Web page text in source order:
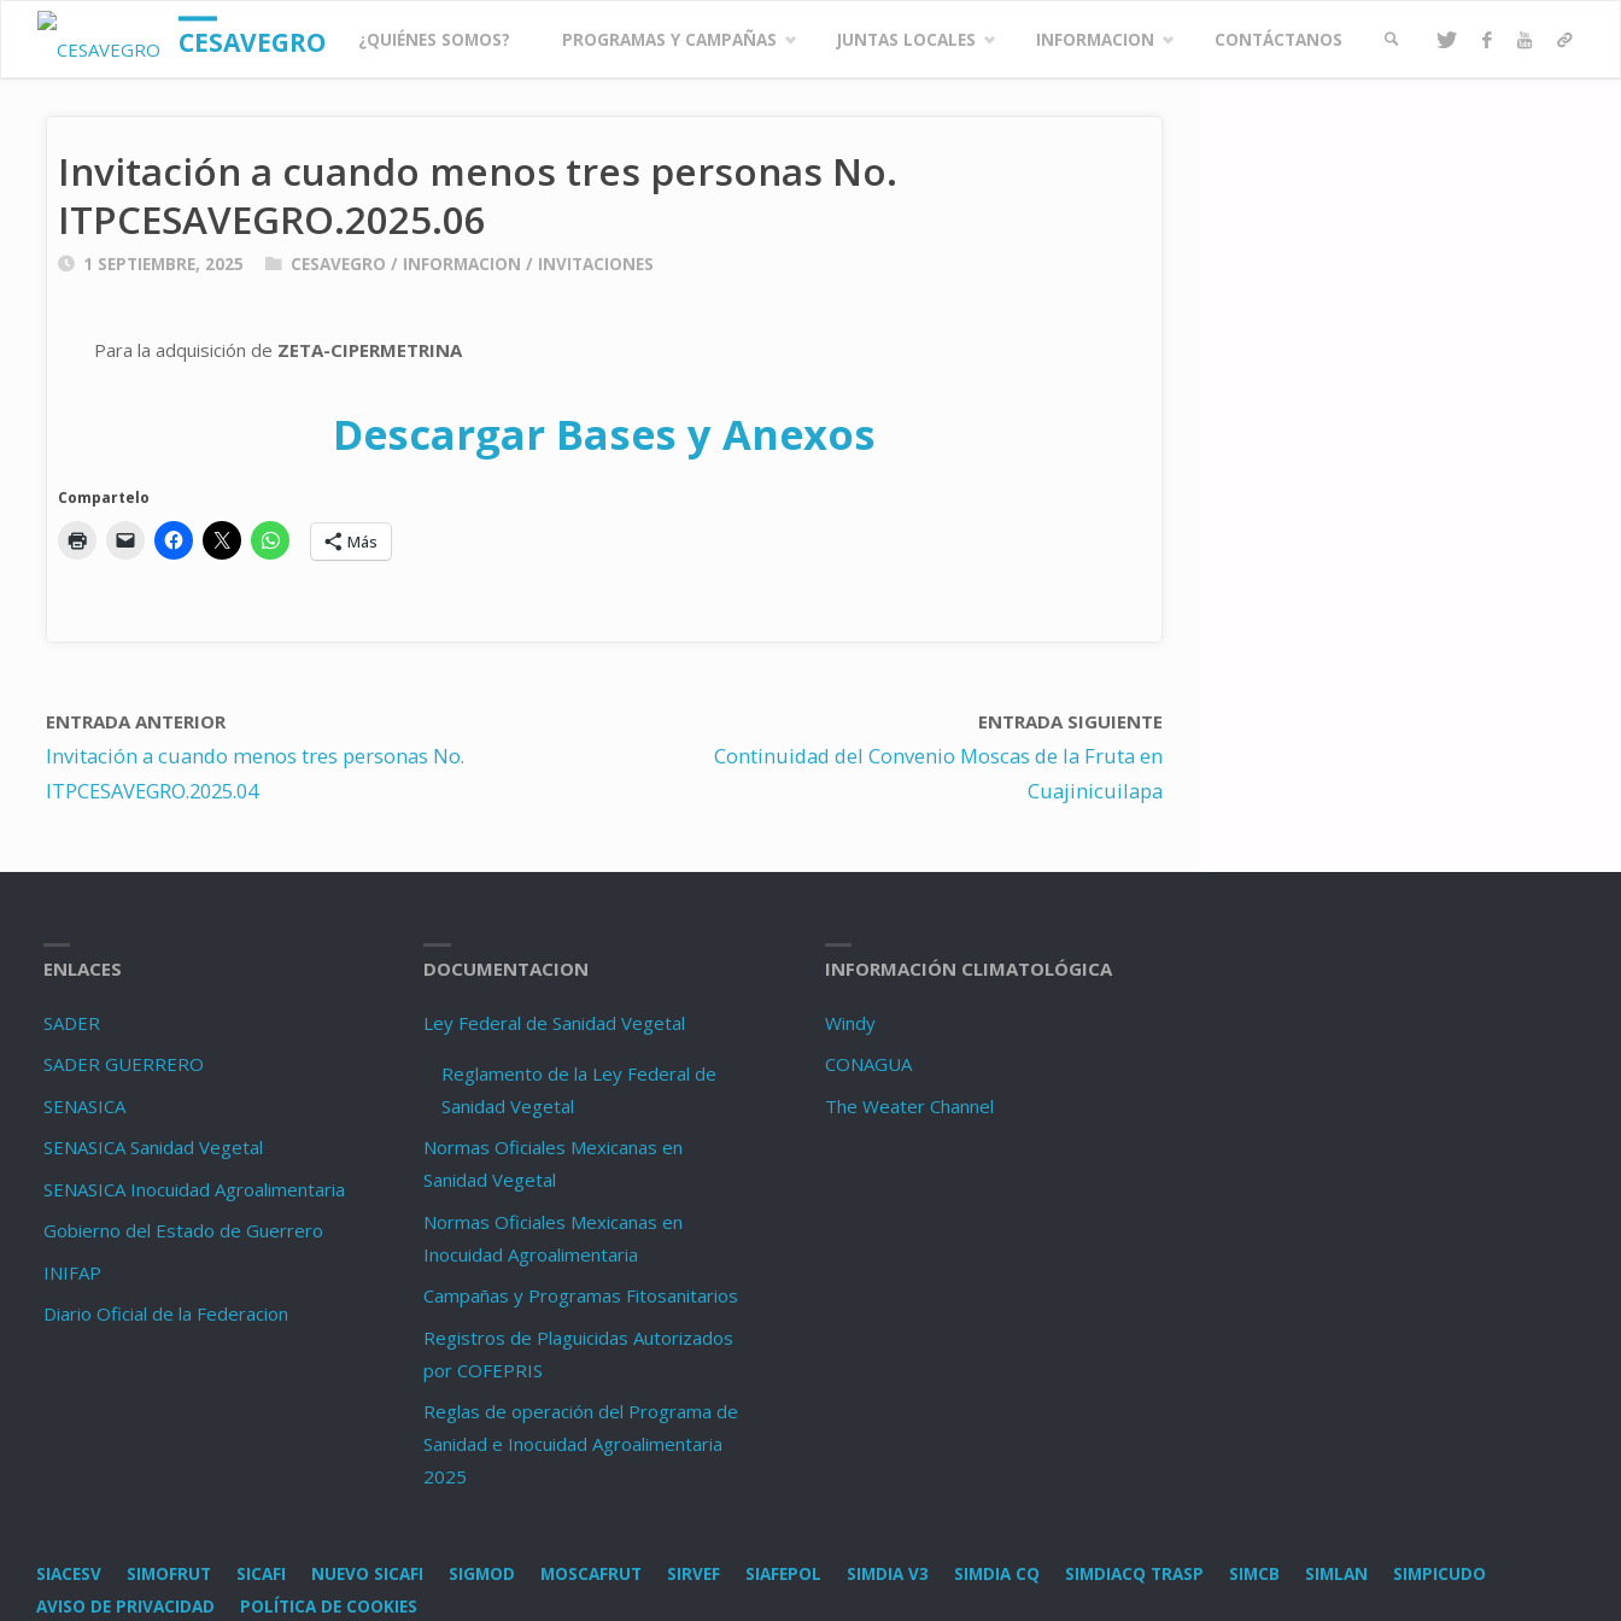
CESAVEGRO Saltar
contenido
¿QUIÉNES SOMOS? PROGRAMAS Y CAMPAÑAS JUNTAS LOCALES INFORMACION CONTÁCTANOS
Invitación a cuando menos tres personas No.
ITPCESAVEGRO.2025.06
1 SEPTIEMBRE, 2025 CESAVEGRO / INFORMACION / INVITACIONES
Para la adquisición de ZETA-CIPERMETRINA
Descargar Bases y Anexos
Compartelo
Más
ENTRADA ANTERIOR
Invitación a cuando menos tres personas No.
ITPCESAVEGRO.2025.04
ENTRADA SIGUIENTE
Continuidad del Convenio Moscas de la Fruta en
Cuajinicuilapa
ENLACES
SADER
SADER GUERRERO
SENASICA
SENASICA Sanidad Vegetal
SENASICA Inocuidad Agroalimentaria
Gobierno del Estado de Guerrero
INIFAP
Diario Oficial de la Federacion
DOCUMENTACION
Ley Federal de Sanidad Vegetal
Reglamento de la Ley Federal de
Sanidad Vegetal
Normas Oficiales Mexicanas en
Sanidad Vegetal
Normas Oficiales Mexicanas en
Inocuidad Agroalimentaria
Campañas y Programas Fitosanitarios
Registros de Plaguicidas Autorizados
por COFEPRIS
Reglas de operación del Programa de
Sanidad e Inocuidad Agroalimentaria
2025
INFORMACIÓN CLIMATOLÓGICA
Windy
CONAGUA
The Weater Channel
SIACESV SIMOFRUT SICAFI NUEVO SICAFI SIGMOD MOSCAFRUT SIRVEF SIAFEPOL SIMDIA V3 SIMDIA CQ SIMDIACQ TRASP SIMCB SIMLAN
SIMPICUDO
AVISO DE PRIVACIDAD
POLÍTICA DE COOKIES